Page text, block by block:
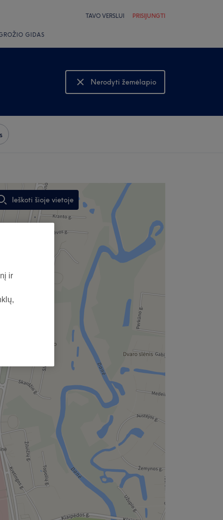
TAVO VERSLUI PRISIJUNGTI
GIDAS
Nerodyti žemėlapio
Rodyti žemėlapį
Ieškoti šioje vietoje
,
ir